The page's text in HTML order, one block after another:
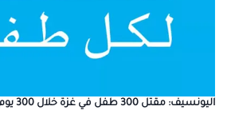
اليونسيف: مقتل 300 طفل في غزة خلال 300 يوم من وقف إطلاق النار